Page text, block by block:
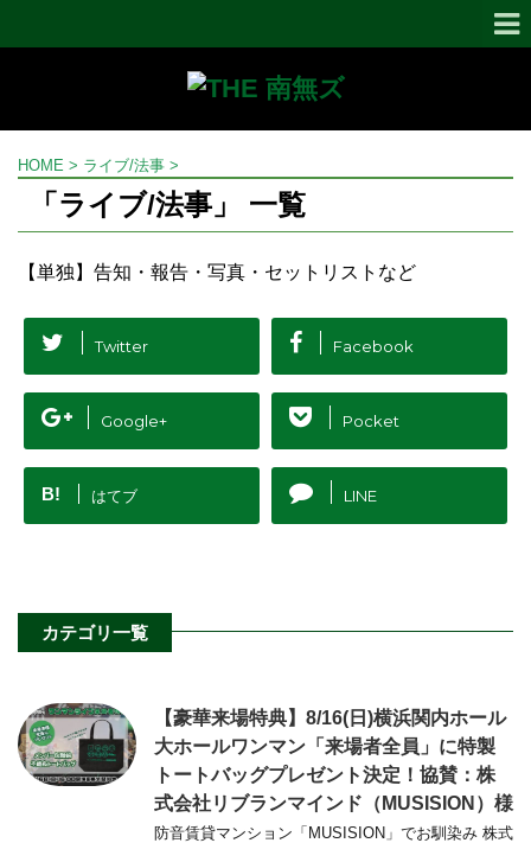
HOME > ライブ/法事 >
「ライブ/法事」 一覧
【単独】告知・報告・写真・セットリストなど
Twitter Facebook
Google+ Pocket
B! はてブ LINE
カテゴリ一覧
【豪華来場特典】8/16(日)横浜関内ホール
大ホールワンマン「来場者全員」に特製
トートバッグプレゼント決定！協賛：株
式会社リブランマインド（MUSISION）様
防音賃貸マンション「MUSISION」でお馴染み 株式